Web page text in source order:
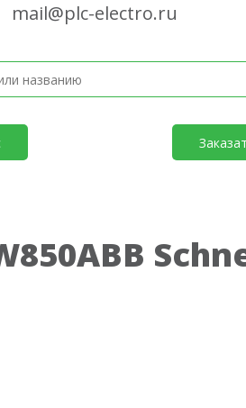
mail@plc-electro.ru